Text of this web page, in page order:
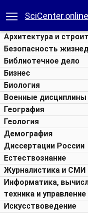
SciCenter.online
Архитектура и
Безопасность
Библиотечное дело
Бизнес
Биология
Военные дисциплины
География
Геология
Демография
Диссертации России
Естествознание
Журналистика и СМИ
Информатика,
техника и управление
Искусствоведение